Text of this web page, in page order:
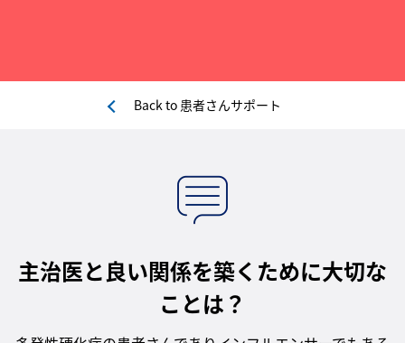
Back to 患者さんサポート
主治医と良い関係を築くために大切な
ことは？